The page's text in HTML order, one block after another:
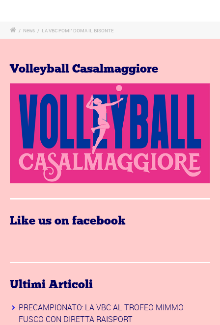
/ News / LA VBC POMI’ DOMA IL BISONTE
Volleyball Casalmaggiore
Like us on facebook
Ultimi Articoli
PRECAMPIONATO: LA VBC AL TROFEO MIMMO
FUSCO CON DIRETTA RAISPORT